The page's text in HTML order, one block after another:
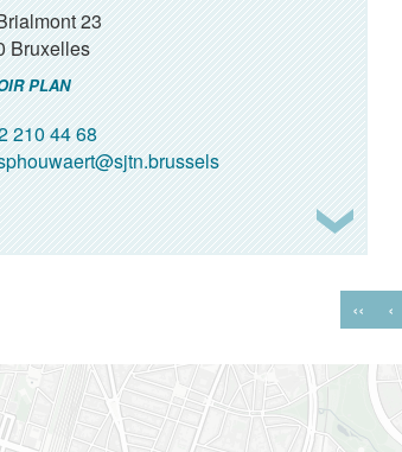
23
Bruxelles
PLAN
210 44 68
‹‹ ‹